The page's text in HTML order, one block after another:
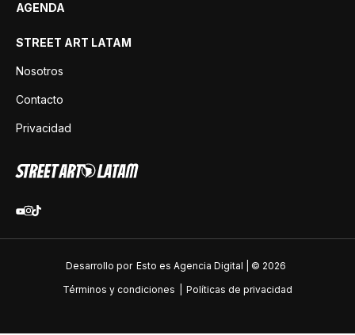
AGENDA
STREET ART LATAM
Nosotros
Contacto
Privacidad
Desarrollo por Esto es Agencia Digital | © 2026
Términos y condiciones
Políticas de privacidad